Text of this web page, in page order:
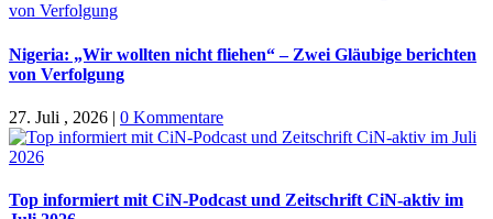
Nigeria: „Wir wollten nicht fliehen“ – Zwei Gläubige berichten
von Verfolgung
27. Juli , 2026 | 0 Kommentare
Top informiert mit CiN-Podcast und Zeitschrift CiN-aktiv im